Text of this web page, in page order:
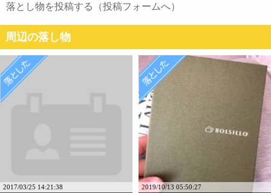
落とし物を投稿する（投稿フォームへ）
周辺の落し物
2017/03/25 14:21:38 2019/10/13 05:50:27